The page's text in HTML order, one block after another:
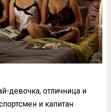
девочка, отличница и
и капитан